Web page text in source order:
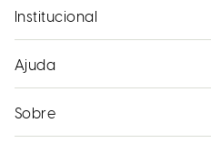
Institucional
Ajuda
Sobre